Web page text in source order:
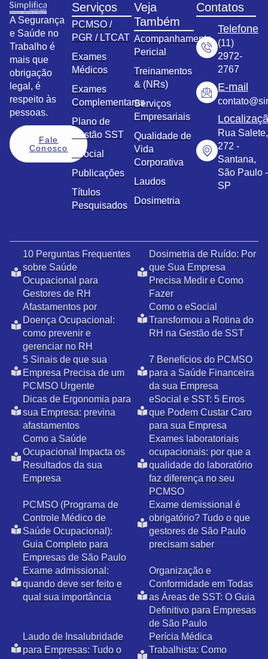
A Segurança
e Saúde no
Trabalho é
mais que
obrigação
legal, é
respeito às
pessoas.
Fale
Conosco
Serviços
PCMSO /
PGR / LTCAT
Exames
Médicos
Exames
Complementares
Plano de
Gestão SST
eSocial
Publicações
Títulos
Pesquisados
Veja
Também
Acompanhamento
Pericial
Treinamentos
& (NRs)
Serviços
Empresariais
Qualidade de
Vida
Corporativa
Laudos
Dosimetria
Contatos
Telefone
(11)
2972-
2767
E-mail
Rua Salete,
272 -
Santana,
São Paulo -
SP
10 Perguntas Frequentes
sobre Saúde
Ocupacional para
Gestores de RH
Dosimetria de Ruído: Por
que Sua Empresa
Precisa Medir e Como
Fazer
Afastamentos por
Doença Ocupacional:
como prevenir e
gerenciar no RH
Como o eSocial
Transformou a Rotina do
RH na Gestão de SST
5 Sinais de que sua
Empresa Precisa de um
PCMSO Urgente
7 Benefícios do PCMSO
para a Saúde Financeira
da sua Empresa
Dicas de Ergonomia para
sua Empresa: previna
afastamentos
eSocial e SST: 5 Erros
que Podem Custar Caro
para sua Empresa
Como a Saúde
Ocupacional Impacta os
Resultados da sua
Empresa
Exames laboratoriais
ocupacionais: por que a
qualidade do laboratório
faz diferença no seu
PCMSO
PCMSO (Programa de
Controle Médico de
Saúde Ocupacional):
Guia Completo para
Empresas de São Paulo
Exame demissional é
obrigatório? Tudo o que
gestores de São Paulo
precisam saber
Exame admissional:
quando deve ser feito e
qual sua importância
Organização e
Conformidade em Todas
as Áreas de SST: O Guia
Definitivo para Empresas
de São Paulo
Laudo de Insalubridade
para Empresas: Tudo o
Perícia Médica
Trabalhista: Como